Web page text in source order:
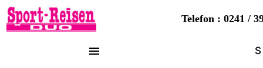
Telefon : 0241 /